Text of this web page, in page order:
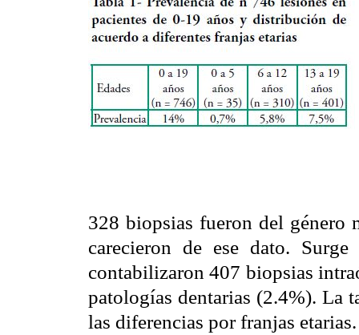
328 biopsias fueron del género
carecieron de ese dato.
contabilizaron 407 biopsias
patologías dentarias (2.4%). La
las diferencias por franjas etarias.